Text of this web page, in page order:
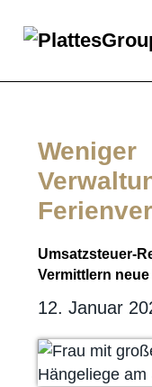
Weniger
Umsatzsteuer-
Vermittlern
12. Januar